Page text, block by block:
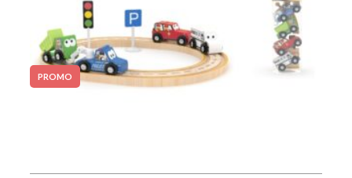
PROMO